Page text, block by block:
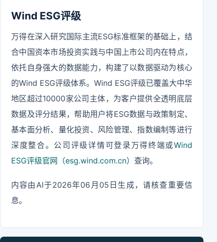
Wind ESG评级
万得在深入研究国际主流ESG标准框架的基础上，结
合中国资本市场投资实践与中国上市公司内在特点，
依托自身强大的数据能力，构建了以数据驱动为核心
的Wind ESG评级体系。Wind ESG评级已覆盖大中华
地区超过10000家公司主体，为客户提供全透明底层
数据及评分结果，帮助用户将ESG数据与政策制定、
基本面分析、量化投资、风险管理、指数编制等进行
深度整合。公司评级详情可登录万得终端或Wind
ESG评级官网（esg.wind.com.cn） 查询。
内容由AI于2026年06月05日生成，请核查重要信
息。